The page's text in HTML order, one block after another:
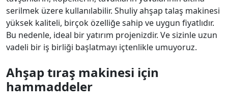
serilmek üzere kullanılabilir. Shuliy ahşap talaş makinesi
yüksek kaliteli, birçok özelliğe sahip ve uygun fiyatlıdır.
Bu nedenle, ideal bir yatırım projenizdir. Ve sizinle uzun
vadeli bir iş birliği başlatmayı içtenlikle umuyoruz.
Ahşap tıraş makinesi için
hammaddeler